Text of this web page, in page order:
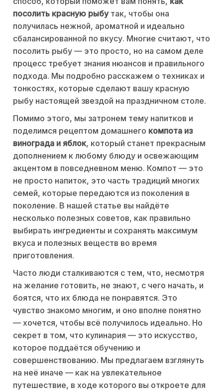
посолить красную рыбутак, чтобы она
получилась нежной, ароматной и идеально
сбалансированной по вкусу. Многие считают, что
посолить рыбу — это просто, но на самом деле
процесс требует знания нюансов и правильного
подхода. Мы подробно расскажем о техниках и
тонкостях, которые сделают вашу красную
рыбу настоящей звездой на праздничном столе.
Помимо этого, мы затронем тему напитков и
поделимся рецептом домашнего компота из
винограда и яблок, который станет прекрасным
дополнением к любому блюду и освежающим
акцентом в повседневном меню. Компот — это
не просто напиток, это часть традиций многих
семей, которые передаются из поколения в
поколение. В нашей статье вы найдёте
несколько полезных советов, как правильно
выбирать ингредиенты и сохранять максимум
вкуса и полезных веществ во время
приготовления.
Часто люди сталкиваются с тем, что, несмотря
на желание готовить, не знают, с чего начать, и
боятся, что их блюда не понравятся. Это
чувство знакомо многим, и оно вполне понятно
— хочется, чтобы всё получилось идеально. Но
секрет в том, что кулинария — это искусство,
которое поддаётся обучению и
совершенствованию. Мы предлагаем взглянуть
на неё иначе — как на увлекательное
путешествие, в ходе которого вы откроете для